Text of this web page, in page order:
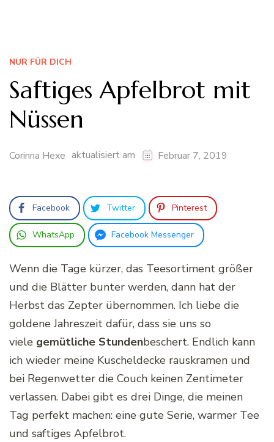
NUR FÜR DICH
Saftiges Apfelbrot mit
Nüssen
Corinna Hexe aktualisiert am Februar 7, 2019
Facebook Twitter Pinterest
WhatsApp Facebook Messenger
Wenn die Tage kürzer, das Teesortiment größer
und die Blätter bunter werden, dann hat der
Herbst das Zepter übernommen. Ich liebe die
goldene Jahreszeit dafür, dass sie uns so
viele gemütliche Stundenbeschert. Endlich kann
ich wieder meine Kuscheldecke rauskramen und
bei Regenwetter die Couch keinen Zentimeter
verlassen. Dabei gibt es drei Dinge, die meinen
Tag perfekt machen: eine gute Serie, warmer Tee
und saftiges Apfelbrot.